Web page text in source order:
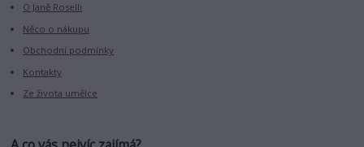
O Janě Roselli
Něco o nákupu
Obchodní podmínky
Kontakty
Ze života umělce